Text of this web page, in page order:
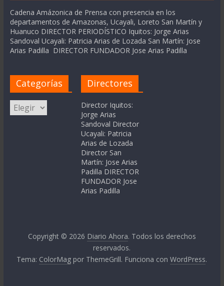
Cadena Amázonica de Prensa con presencia en los
departamentos de Amazonas, Ucayali, Loreto San Martín y
Huanuco DIRECTOR PERIODÍSTICO Iquitos: Jorge Arias
Sandoval Ucayali: Patricia Arias de Lozada San Martín: Jose
Arias Padilla DIRECTOR FUNDADOR Jose Arias Padilla
Categorías
Categorías
Directores
Director Iquitos:
Jorge Arias
Sandoval Director
Ucayali: Patricia
Arias de Lozada
Director San
Martín: Jose Arias
Padilla DIRECTOR
FUNDADOR Jose
Arias Padilla
Copyright © 2026 Diario Ahora. Todos los derechos
reservados.
Tema: ColorMag por ThemeGrill. Funciona conWordPress.